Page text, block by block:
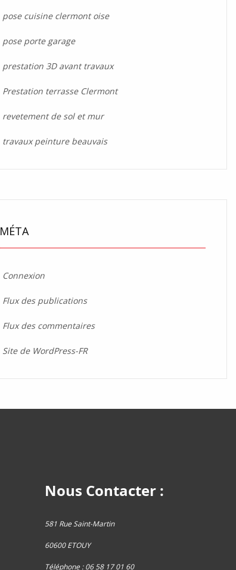
pose cuisine clermont oise
pose porte garage
prestation 3D avant travaux
Prestation terrasse Clermont
revetement de sol et mur
travaux peinture beauvais
MÉTA
Connexion
Flux des publications
Flux des commentaires
Site de WordPress-FR
Nous Contacter :
581 Rue Saint-Martin
60600 ETOUY
Téléphone : 06 58 17 01 60